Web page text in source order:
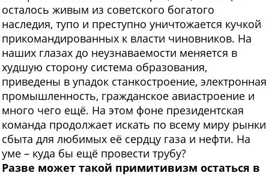
осталось живым из советского богатого
наследия, тупо и преступно уничтожается кучкой
прикомандированных к власти чиновников. На
наших глазах до неузнаваемости меняется в
худшую сторону система образования,
приведены в упадок станкостроение, электронная
промышленность, гражданское авиастроение и
много чего ещё. На этом фоне президентская
команда продолжает искать по всему миру рынки
сбыта для любимых её сердцу газа и нефти. На
уме – куда бы ещё провести трубу?
Разве может такой примитивизм остаться в